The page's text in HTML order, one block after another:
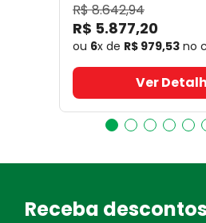
R$8.642,94
R$ 5.877,20
ou 6x de R$ 979,53 no
Ver
Receba